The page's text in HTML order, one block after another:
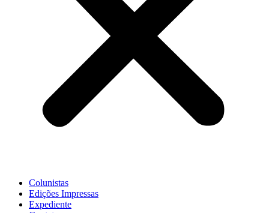
Colunistas
Edições Impressas
Expediente